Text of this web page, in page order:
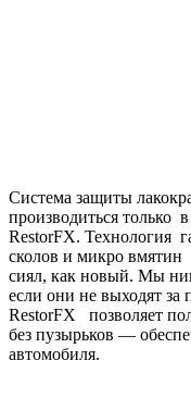
Система защиты
производиться только
RestorFX. Технология
сколов и микро вмятин
сиял, как новый. Мы
если они не выходят за
RestorFX позволяет
без пузырьков —
автомобиля.